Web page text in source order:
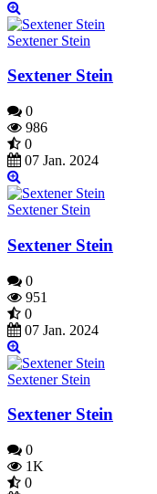
Sextener Stein
Sextener Stein
0
986
0
07 Jan. 2024
Sextener Stein
Sextener Stein
0
951
0
07 Jan. 2024
Sextener Stein
Sextener Stein
0
1K
0